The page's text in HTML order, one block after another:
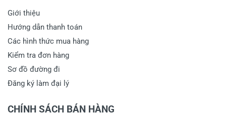
Giới thiệu
Hướng dẫn thanh toán
Các hình thức mua hàng
Kiểm tra đơn hàng
Sơ đồ đường đi
Đăng ký làm đại lý
CHÍNH SÁCH BÁN HÀNG